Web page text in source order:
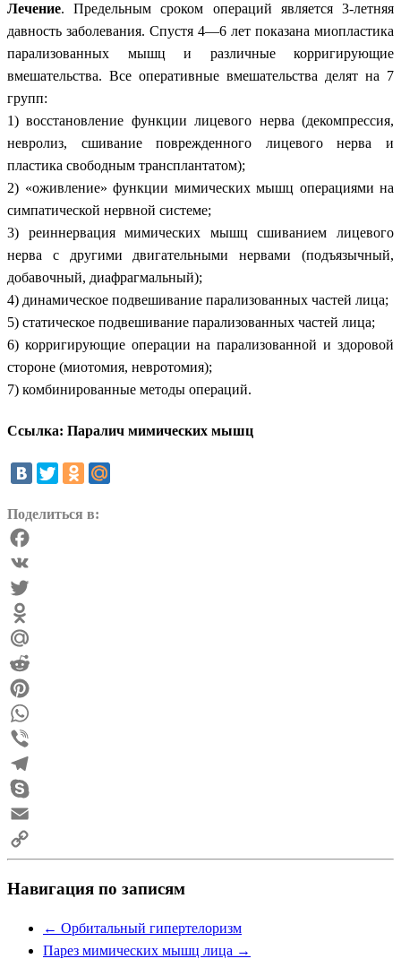
Лечение. Предельным сроком операций является 3-летняя
давность заболевания. Спустя 4—6 лет показана миопластика
парализованных мышц и различные корригирующие
вмешательства. Все оперативные вмешательства делят на 7
групп:
1) восстановление функции лицевого нерва (декомпрессия,
невролиз, сшивание поврежденного лицевого нерва и
пластика свободным трансплантатом);
2) «оживление» функции мимических мышц операциями на
симпатической нервной системе;
3) реиннервация мимических мышц сшиванием лицевого
нерва с другими двигательными нервами (подъязычный,
добавочный, диафрагмальный);
4) динамическое подвешивание парализованных частей лица;
5) статическое подвешивание парализованных частей лица;
6) корригирующие операции на парализованной и здоровой
стороне (миотомия, невротомия);
7) комбинированные методы операций.
Ссылка: Паралич мимических мышц
Поделиться в:
Facebook
VK
Twitter
Odnoklassniki
Mail.Ru
Reddit
Pinterest
WhatsApp
Viber
Telegram
Skype
Email
Copy
Link
Навигация по записям
← Орбитальный гипертелоризм
Парез мимических мышц лица →